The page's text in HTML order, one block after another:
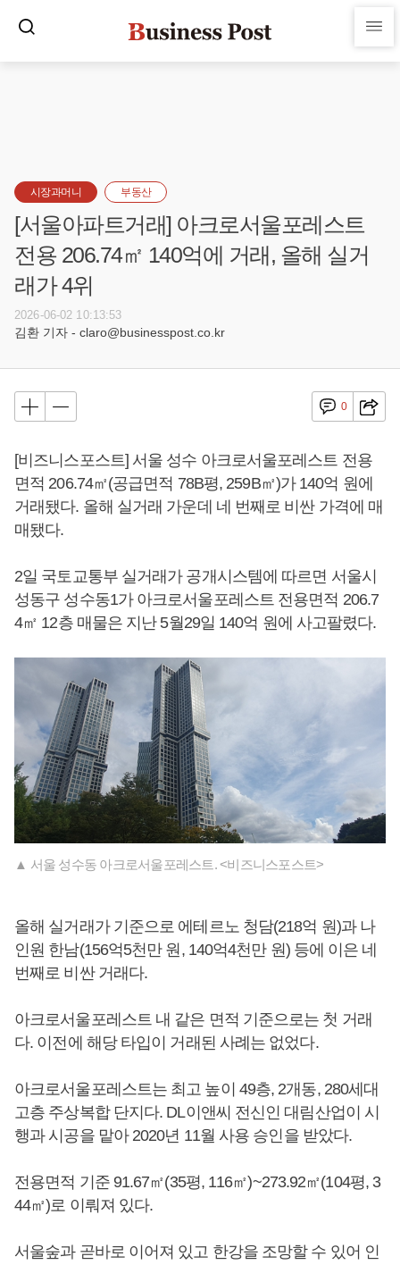
시장과머니 부동산
[서울아파트거래] 아크로서울포레스트
전용 206.74㎡ 140억에 거래, 올해 실거
래가 4위
2026-06-02 10:13:53
김환 기자 - claro@businesspost.co.kr
0
[비즈니스포스트] 서울 성수 아크로서울포레스트 전용
면적 206.74㎡(공급면적 78B평, 259B㎡)가 140억 원에
거래됐다. 올해 실거래 가운데 네 번째로 비싼 가격에 매
매됐다.
2일 국토교통부 실거래가 공개시스템에 따르면 서울시
성동구 성수동1가 아크로서울포레스트 전용면적 206.7
4㎡ 12층 매물은 지난 5월29일 140억 원에 사고팔렸다.
▲ 서울 성수동 아크로서울포레스트. <비즈니스포스트>
올해 실거래가 기준으로 에테르노 청담(218억 원)과 나
인원 한남(156억5천만 원, 140억4천만 원) 등에 이은 네
번째로 비싼 거래다.
아크로서울포레스트 내 같은 면적 기준으로는 첫 거래
다. 이전에 해당 타입이 거래된 사례는 없었다.
아크로서울포레스트는 최고 높이 49층, 2개동, 280세대
고층 주상복합 단지다. DL이앤씨 전신인 대림산업이 시
행과 시공을 맡아 2020년 11월 사용 승인을 받았다.
전용면적 기준 91.67㎡(35평, 116㎡)~273.92㎡(104평, 3
44㎡)로 이뤄져 있다.
서울숲과 곧바로 이어져 있고 한강을 조망할 수 있어 인